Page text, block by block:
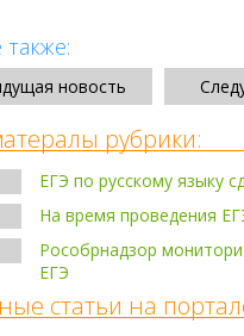
новость
рубрики:
ЕГЭ по русскому языку
На время проведения
Рособрнадзор
ЕГЭ
статьи на